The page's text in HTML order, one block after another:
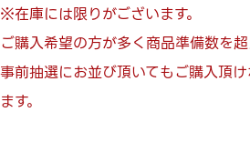
※在庫には限りがございます。
ご購入希望の方が多く商品準備数を超
事前抽選にお並び頂いてもご購入頂
ます。